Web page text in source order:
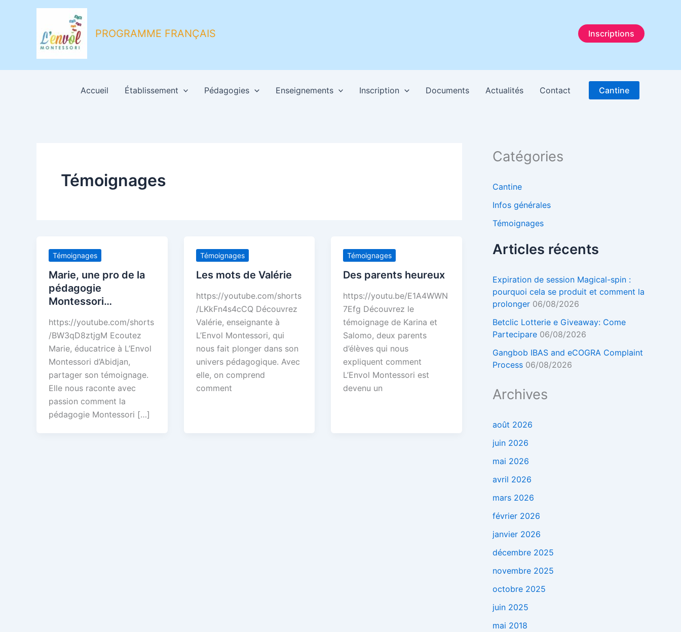
PROGRAMME FRANÇAIS Inscriptions
Accueil Établissement Pédagogies Enseignements Inscription Documents Actualités Contact Cantine
Témoignages
Témoignages
Marie, une pro de la
pédagogie
Montessori…
https://youtube.com/shorts
/BW3qD8ztjgM Ecoutez
Marie, éducatrice à L’Envol
Montessori d’Abidjan,
partager son témoignage.
Elle nous raconte avec
passion comment la
pédagogie Montessori […]
Témoignages
Les mots de Valérie
https://youtube.com/shorts
/LKkFn4s4cCQ Découvrez
Valérie, enseignante à
L’Envol Montessori, qui
nous fait plonger dans son
univers pédagogique. Avec
elle, on comprend
comment
Témoignages
Des parents heureux
https://youtu.be/E1A4WWN
7Efg Découvrez le
témoignage de Karina et
Salomo, deux parents
d’élèves qui nous
expliquent comment
L’Envol Montessori est
devenu un
Catégories
Cantine
Infos générales
Témoignages
Articles récents
Expiration de session Magical-spin :
pourquoi cela se produit et comment la
prolonger 06/08/2026
Betclic Lotterie e Giveaway: Come
Partecipare 06/08/2026
Gangbob IBAS and eCOGRA Complaint
Process 06/08/2026
Archives
août 2026
juin 2026
mai 2026
avril 2026
mars 2026
février 2026
janvier 2026
décembre 2025
novembre 2025
octobre 2025
juin 2025
mai 2018